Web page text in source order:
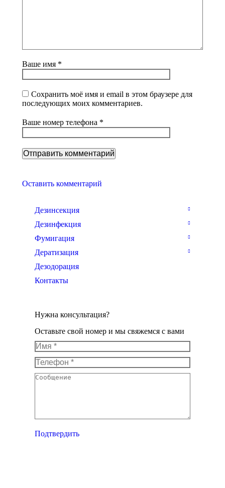
Ваше имя *
Сохранить моё имя и email в этом браузере для
последующих моих комментариев.
Ваше номер телефона *
Оставить комментарий
Дезинсекция
Дезинфекция
Фумигация
Дератизация
Дезодорация
Контакты
Нужна консультация?
Оставьте свой номер и мы свяжемся с вами
Имя *
Телефон *
Сообщение
Подтвердить